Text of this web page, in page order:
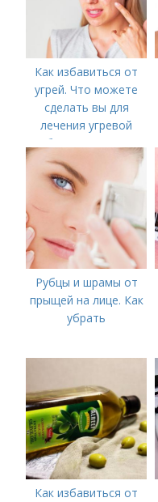
Как избавиться от
угрей. Что можете
сделать вы для
лечения угревой
болезни (акне)
Рубцы и шрамы от
прыщей на лице. Как
убрать
Как избавиться от